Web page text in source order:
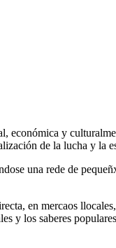
económica y
de la lucha y la
una rede de
en mercaos
y los saberes